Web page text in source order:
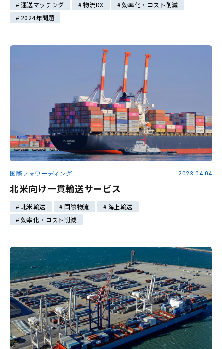
運送マッチング 物流DX
効率化・コスト削減
2024年問題
国際フォワーディング 2023.04.04
北米向け一貫輸送サービス
北米輸送 国際物流
海上輸送
効率化・コスト削減